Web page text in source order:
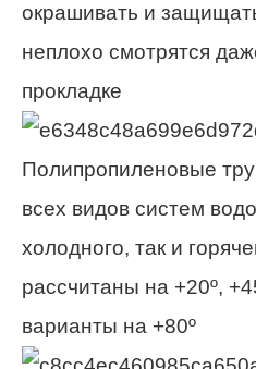
окрашивать и
неплохо смотрятся
прокладке
Полипропиленовые
всех видов систем
холодного, так и
рассчитаны на +20º,
варианты на +80º